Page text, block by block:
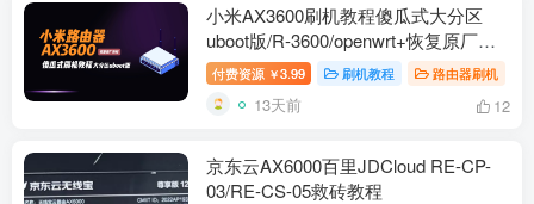
小米AX3600刷机教程傻瓜式大分区
uboot版/R-3600/openwrt+恢复原厂教
程
付费资源 ￥3.99 刷机教程 路由器刷机
13天前 12
京东云AX6000百里JDCloud RE-CP-
03/RE-CS-05救砖教程